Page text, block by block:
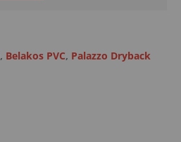
, Belakos PVC, Palazzo Dryback